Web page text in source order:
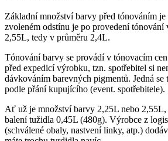
Základní množství barvy před tónováním
zvoleném odstínu je po provedení
2,55L, tedy v průměru 2,4L.
Tónování barvy se provádí v tónovacím
před expedicí výrobku, tzn. spotřebitel si
dávkováním barevných pigmentů. Jedná se
podle přání kupujícího (event. spotřebitele).
Ať už je množství barvy 2,25L nebo 2,55L,
balení tužidla 0,45L (480g). Výrobce z
(schválené obaly, nastvení linky, atp.)